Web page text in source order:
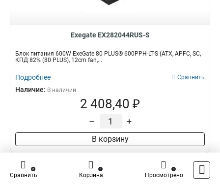
Exegate EX282044RUS-S
Блок питания 600W ExeGate 80 PLUS® 600PPH-LT-S (ATX, APFC, SC,
КПД 82% (80 PLUS), 12cm fan,...
Подробнее Сравнить
Наличие: В наличии
2 408,40 ₽
– +
В корзину
Товар снятый с производства
Сравнить
0
Корзина
0
Просмотрено
0